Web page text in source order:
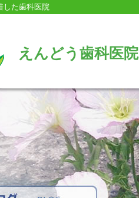
した歯科医院
えんどう歯科医院